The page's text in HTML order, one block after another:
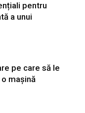
pentru
a unui
pe care să le
mașină